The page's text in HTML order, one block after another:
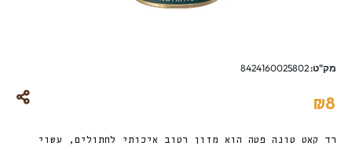
מק"ט:8424160025802
₪8
רד קאט טונה פטה הוא מזון רטוב איכותי לחתולים, עשוי